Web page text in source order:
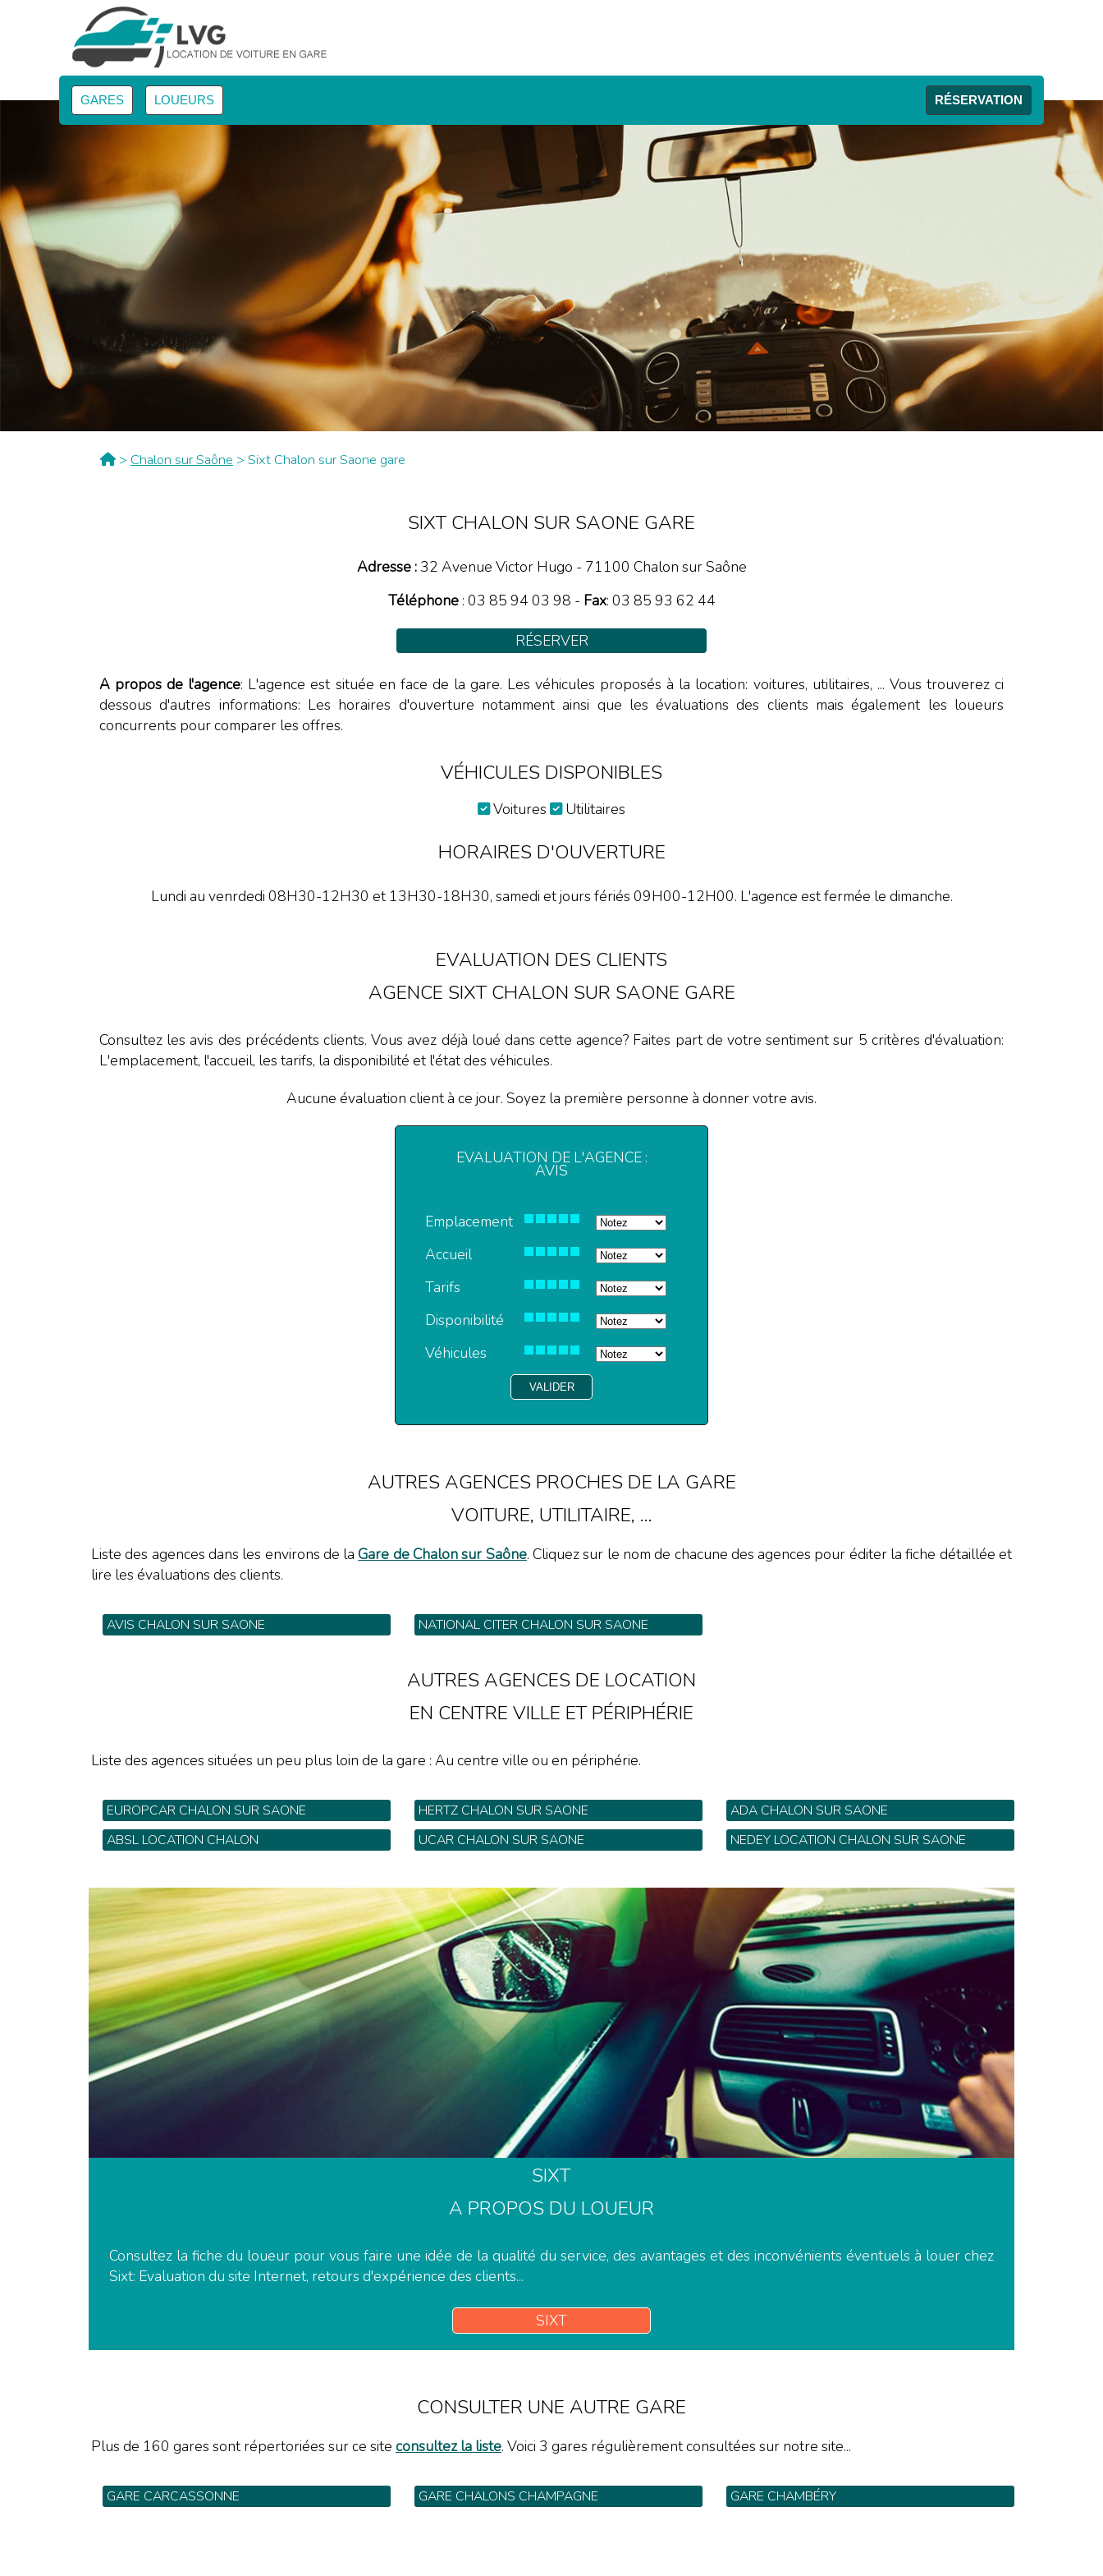
GARES LOUEURS RÉSERVATION
> Chalon sur Saône > Sixt Chalon sur Saone gare
SIXT CHALON SUR SAONE GARE
Adresse : 32 Avenue Victor Hugo - 71100 Chalon sur Saône
Téléphone: 03 85 94 03 98 - Fax: 03 85 93 62 44
RÉSERVER
A propos de l'agence: L'agence est située en face de la gare. Les véhicules proposés à la location: voitures, utilitaires, ... Vous trouverez ci
dessous d'autres informations: Les horaires d'ouverture notamment ainsi que les évaluations des clients mais également les loueurs
concurrents pour comparer les offres.
VÉHICULES DISPONIBLES
Voitures Utilitaires
HORAIRES D'OUVERTURE
Lundi au venrdedi 08H30-12H30 et 13H30-18H30, samedi et jours fériés 09H00-12H00. L'agence est fermée le dimanche.
EVALUATION DES CLIENTS
AGENCE SIXT CHALON SUR SAONE GARE
Consultez les avis des précédents clients. Vous avez déjà loué dans cette agence? Faites part de votre sentiment sur 5 critères d'évaluation:
L'emplacement, l'accueil, les tarifs, la disponibilité et l'état des véhicules.
Aucune évaluation client à ce jour. Soyez la première personne à donner votre avis.
EVALUATION DE L'AGENCE :
AVIS
Emplacement
Accueil
Tarifs
Disponibilité
Véhicules
AUTRES AGENCES PROCHES DE LA GARE
VOITURE, UTILITAIRE, ...
Liste des agences dans les environs de laGare de Chalon sur Saône. Cliquez sur le nom de chacune des agences pour éditer la fiche détaillée et
lire les évaluations des clients.
AVIS CHALON SUR SAONE
NATIONAL CITER CHALON SUR SAONE
AUTRES AGENCES DE LOCATION
EN CENTRE VILLE ET PÉRIPHÉRIE
Liste des agences situées un peu plus loin de la gare : Au centre ville ou en périphérie.
EUROPCAR CHALON SUR SAONE
29 Avenue de Verdun - Tel: 03 85 48 50 52
HERTZ CHALON SUR SAONE
Rue Louis Jacques Thenard - Tel: 03 85 90 80 30
ADA CHALON SUR SAONE
71-73 rue François Protheau - Tel: 03 85 90 03
85
ABSL LOCATION CHALON
UCAR CHALON SUR SAONE
NEDEY LOCATION CHALON SUR SAONE
SIXT
A PROPOS DU LOUEUR
Consultez la fiche du loueur pour vous faire une idée de la qualité du service, des avantages et des inconvénients éventuels à louer chez
Sixt: Evaluation du site Internet, retours d'expérience des clients...
SIXT
CONSULTER UNE AUTRE GARE
Plus de 160 gares sont répertoriées sur ce site consultez la liste. Voici 3 gares régulièrement consultées sur notre site...
GARE CARCASSONNE GARE CHALONS CHAMPAGNE GARE CHAMBÉRY